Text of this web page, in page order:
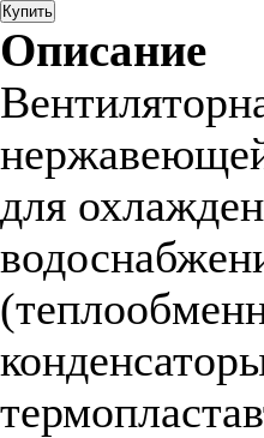
Купить
Описание
для